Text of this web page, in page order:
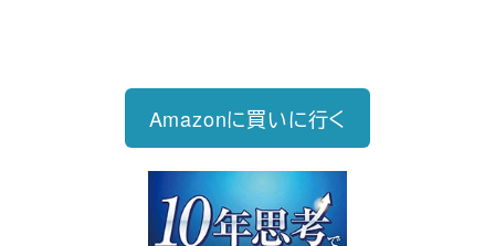
Amazonに買いに行く